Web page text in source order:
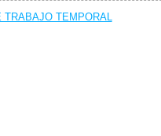
TRABAJO TEMPORAL